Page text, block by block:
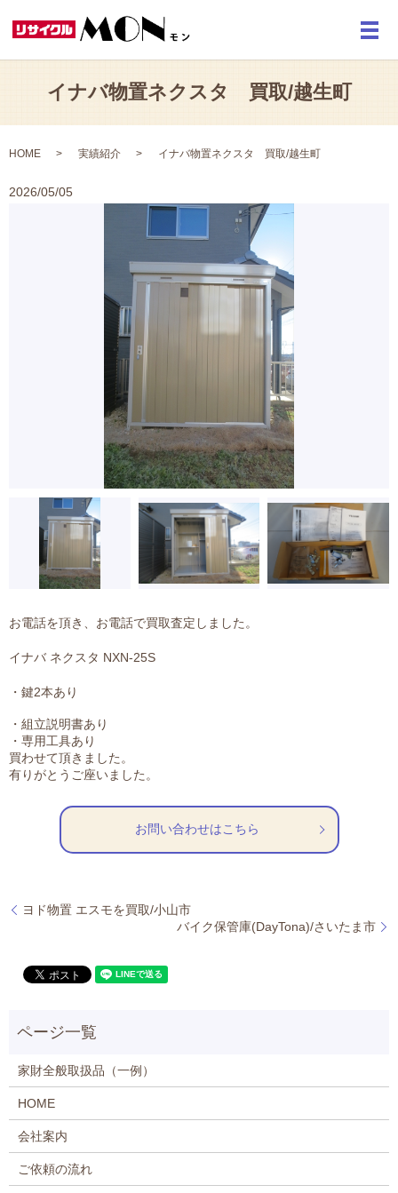
メ
イナバ物置ネクスタ 買取/越生町
HOME 実績紹介 イナバ物置ネクスタ 買取/越生町
2026/05/05
お電話を頂き、お電話で買取査定しました。
イナバ ネクスタ NXN-25S
・鍵2本あり
・組立説明書あり
・専用工具あり
買わせて頂きました。
有りがとうご座いました。
お問い合わせはこちら
ヨド物置 エスモを買取/小山市
バイク保管庫(DayTona)/さいたま市
家財全般取扱品（一例）
HOME
会社案内
ご依頼の流れ